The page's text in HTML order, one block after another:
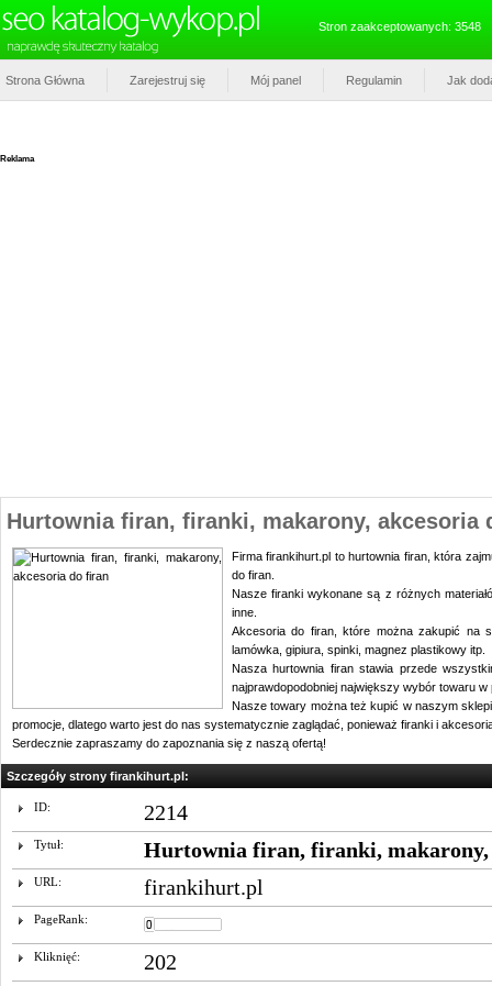
Stron zaakceptowanych: 3548
Strona Główna Zarejestruj się Mój panel Regulamin Jak
Reklama
Hurtownia firan, firanki, makarony, akcesoria
Firma firankihurt.pl to hurtownia firan, która
do firan.
Nasze firanki wykonane są z różnych
inne.
Akcesoria do firan, które można zakupić na
lamówka, gipiura, spinki, magnez plastikowy itp.
Nasza hurtownia firan stawia przede
najprawdopodobniej największy wybór towaru
Nasze towary można też kupić w naszym
promocje, dlatego warto jest do nas systematycznie zaglądać, ponieważ firanki i
Serdecznie zapraszamy do zapoznania się z naszą ofertą!
Szczegóły strony firankihurt.pl:
ID: 2214
Tytuł: Hurtownia firan, firanki, makarony,
URL: firankihurt.pl
PageRank:
Kliknięć: 202